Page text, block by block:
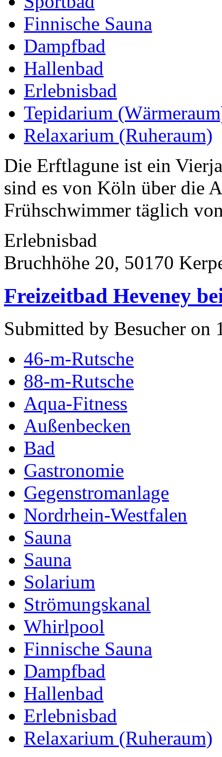
Finnische Sauna
Dampfbad
Hallenbad
Erlebnisbad
Tepidarium
Relaxarium (Ruheraum)
Die Erftlagune ist ein
sind es von Köln über die
Frühschwimmer täglich
Erlebnisbad
Bruchhöhe 20, 50170
Freizeitbad Heveney
Submitted by Besucher on
46-m-Rutsche
88-m-Rutsche
Aqua-Fitness
Außenbecken
Bad
Gastronomie
Gegenstromanlage
Nordrhein-Westfalen
Sauna
Sauna
Solarium
Strömungskanal
Whirlpool
Finnische Sauna
Dampfbad
Hallenbad
Erlebnisbad
Relaxarium (Ruheraum)